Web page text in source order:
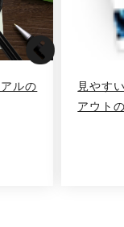
ルの
見やす
アウト